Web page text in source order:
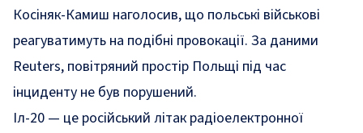
Косіняк-Камиш наголосив, що польські військові
реагуватимуть на подібні провокації. За даними
Reuters, повітряний простір Польщі під час
інциденту не був порушений.
Іл-20 — це російський літак радіоелектронної